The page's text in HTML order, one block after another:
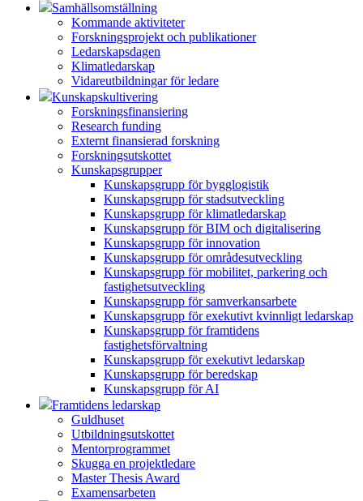
Samhällsomställning
Kommande aktiviteter
Forskningsprojekt och publikationer
Ledarskapsdagen
Klimatledarskap
Vidareutbildningar för ledare
Kunskapskultivering
Forskningsfinansiering
Research funding
Externt finansierad forskning
Forskningsutskottet
Kunskapsgrupper
Kunskapsgrupp för bygglogistik
Kunskapsgrupp för stadsutveckling
Kunskapsgrupp för klimatledarskap
Kunskapsgrupp för BIM och digitalisering
Kunskapsgrupp för innovation
Kunskapsgrupp för områdesutveckling
Kunskapsgrupp för mobilitet, parkering och
fastighetsutveckling
Kunskapsgrupp för samverkansarbete
Kunskapsgrupp för exekutivt kvinnligt ledarskap
Kunskapsgrupp för framtidens
fastighetsförvaltning
Kunskapsgrupp för exekutivt ledarskap
Kunskapsgrupp för beredskap
Kunskapsgrupp för AI
Framtidens ledarskap
Guldhuset
Utbildningsutskottet
Mentorprogrammet
Skugga en projektledare
Master Thesis Award
Examensarbeten